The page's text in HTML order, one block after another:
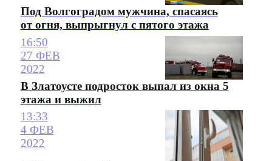
Под Волгоградом мужчина, спасаясь
от огня, выпрыгнул с пятого этажа
16:50
27 ФЕВ
2022
В Златоусте подросток выпал из окна 5
этажа и выжил
13:33
4 ФЕВ
2022